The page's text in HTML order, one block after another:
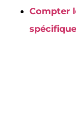
Compter